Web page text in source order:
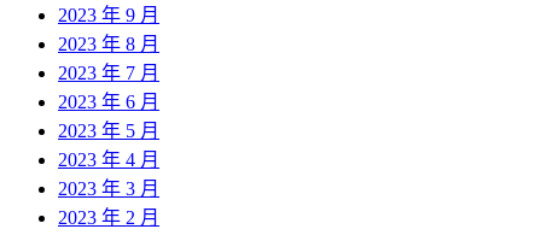
2023 年 9 月
2023 年 8 月
2023 年 7 月
2023 年 6 月
2023 年 5 月
2023 年 4 月
2023 年 3 月
2023 年 2 月